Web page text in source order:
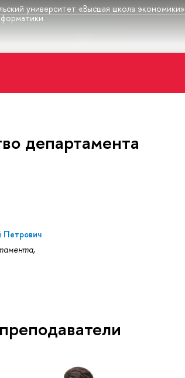
университет «Высшая школа экономики»
департамента
Петрович